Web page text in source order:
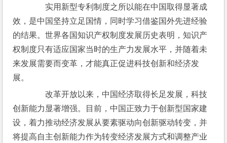
实用新型专利制度之所以能在中国取得显著成
效，是中国坚持立足国情，同时学习借鉴国外先进经验
的结果。世界各国知识产权制度发展历史表明，知识产
权制度只有适应国家当时的生产力发展水平，并随着未
来发展需要而变革，才能真正促进科技创新和经济发
展。
改革开放以来，中国经济取得长足发展，科技
创新能力显著增强。目前，中国正致力于创新型国家建
设，着力推动经济发展从要素驱动向创新驱动转变，并
将提高自主创新能力作为转变经济发展方式和调整产业